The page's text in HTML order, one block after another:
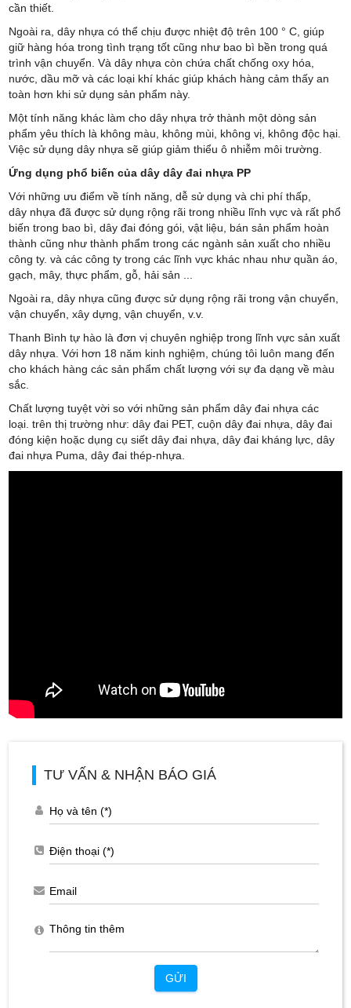
cần thiết.
Ngoài ra, dây nhựa có thể chịu được nhiệt độ trên 100 ° C, giúp
giữ hàng hóa trong tình trạng tốt cũng như bao bì bền trong quá
trình vận chuyển. Và dây nhựa còn chứa chất chống oxy hóa,
nước, dầu mỡ và các loại khí khác giúp khách hàng cảm thấy an
toàn hơn khi sử dụng sản phẩm này.
Một tính năng khác làm cho dây nhựa trở thành một dòng sản
phẩm yêu thích là không màu, không mùi, không vị, không độc hại.
Việc sử dụng dây nhựa sẽ giúp giảm thiểu ô nhiễm môi trường.
Ứng dụng phổ biến của dây dây đai nhựa PP
Với những ưu điểm về tính năng, dễ sử dụng và chi phí thấp,
dây nhựa đã được sử dụng rộng rãi trong nhiều lĩnh vực và rất phổ
biến trong bao bì, dây đai đóng gói, vật liệu, bán sản phẩm hoàn
thành cũng như thành phẩm trong các ngành sản xuất cho nhiều
công ty. và các công ty trong các lĩnh vực khác nhau như quần áo,
gạch, mây, thực phẩm, gỗ, hải sản ...
Ngoài ra, dây nhựa cũng được sử dụng rộng rãi trong vận chuyển,
vận chuyển, xây dựng, vận chuyển, v.v.
Thanh Bình tự hào là đơn vị chuyên nghiệp trong lĩnh vực sản xuất
dây nhựa. Với hơn 18 năm kinh nghiệm, chúng tôi luôn mang đến
cho khách hàng các sản phẩm chất lượng với sự đa dạng về màu
sắc.
Chất lượng tuyệt vời so với những sản phẩm dây đai nhựa các
loại. trên thị trường như: dây đai PET, cuộn dây đai nhựa, dây đai
đóng kiện hoặc dụng cụ siết dây đai nhựa, dây đai kháng lực, dây
đai nhựa Puma, dây đai thép-nhựa.
TƯ VẤN & NHẬN BÁO GIÁ
GỬI